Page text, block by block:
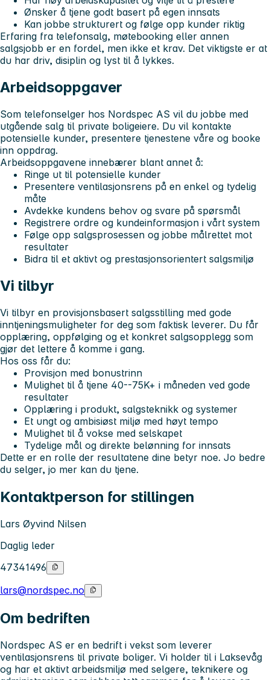
Ønsker å tjene godt basert på egen innsats
Kan jobbe strukturert og følge opp kunder riktig
Erfaring fra telefonsalg, møtebooking eller annen
salgsjobb er en fordel, men ikke et krav. Det viktigste er at
du har driv, disiplin og lyst til å lykkes.
Arbeidsoppgaver
Som telefonselger hos Nordspec AS vil du jobbe med
utgående salg til private boligeiere. Du vil kontakte
potensielle kunder, presentere tjenestene våre og booke
inn oppdrag.
Arbeidsoppgavene innebærer blant annet å:
Ringe ut til potensielle kunder
Presentere ventilasjonsrens på en enkel og tydelig
måte
Avdekke kundens behov og svare på spørsmål
Registrere ordre og kundeinformasjon i vårt system
Følge opp salgsprosessen og jobbe målrettet mot
resultater
Bidra til et aktivt og prestasjonsorientert salgsmiljø
Vi tilbyr
Vi tilbyr en provisjonsbasert salgsstilling med gode
inntjeningsmuligheter for deg som faktisk leverer. Du får
opplæring, oppfølging og et konkret salgsopplegg som
gjør det lettere å komme i gang.
Hos oss får du:
Provisjon med bonustrinn
Mulighet til å tjene 40--75K+ i måneden ved gode
resultater
Opplæring i produkt, salgsteknikk og systemer
Et ungt og ambisiøst miljø med høyt tempo
Mulighet til å vokse med selskapet
Tydelige mål og direkte belønning for innsats
Dette er en rolle der resultatene dine betyr noe. Jo bedre
du selger, jo mer kan du tjene.
Kontaktperson for stillingen
Lars Øyvind Nilsen
Daglig leder
47341496
lars@nordspec.no
Om bedriften
Nordspec AS er en bedrift i vekst som leverer
ventilasjonsrens til private boliger. Vi holder til i Laksevåg
og har et aktivt arbeidsmiljø med selgere, teknikere og